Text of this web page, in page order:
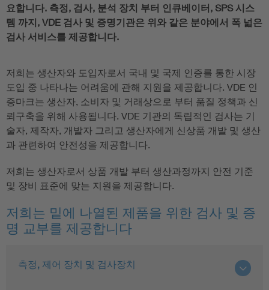
요합니다. 측정, 검사, 분석 장치 부터 인큐베이터, SPS 시스
템 까지, VDE 검사 및 증명기관은 위와 같은 분야에서 폭 넓은
검사 서비스를 제공합니다.
저희는 생산자와 도입자로서 국내 및 국제 인증를 통한 시장
도입 중 나타나는 어려움에 관해 지원을 제공합니다. VDE 인
증마크는 생산자, 소비자 및 거래상으로 부터 품질 정책과 신
뢰구축을 위해 사용됩니다. VDE 기관의 독립적인 검사는 기
술자, 제작자, 개발자 그리고 생산자에게 신상품 개발 및 생산
과 관련하여 안전성을 제공합니다.
저희는 생산자로서 상품 개발 부터 생산과정까지 안전 기준
및 장비 표준에 맞는 지원을 제공합니다.
저희는 밑에 나열된 제품을 위한 검사 및 증
명 교부를 제공합니다
측정, 제어 장치 및 검사장치